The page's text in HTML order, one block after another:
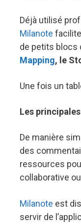
Déjà utilisé
Milanote
de petits blocs
Mapping, le
Une fois un
Les
De manière
des
ressources
collaborative
Milanote est
servir de